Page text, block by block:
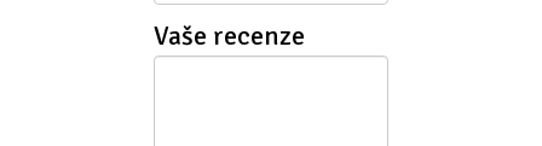
Vaše recenze